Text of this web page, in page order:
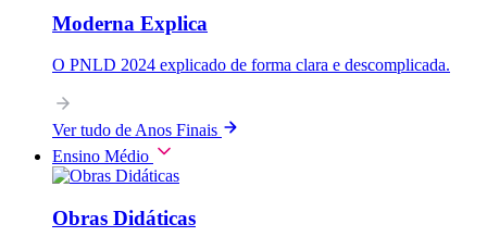
Moderna Explica
O PNLD 2024 explicado de forma clara e descomplicada.
Ver tudo de Anos Finais
Ensino Médio
Obras Didáticas